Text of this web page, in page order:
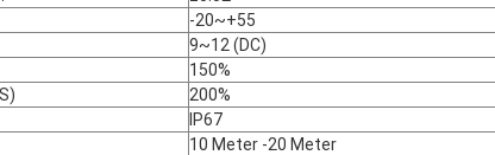
-20~+55
9~12 (DC)
150%
200%
IP67
10 Meter -20 Meter